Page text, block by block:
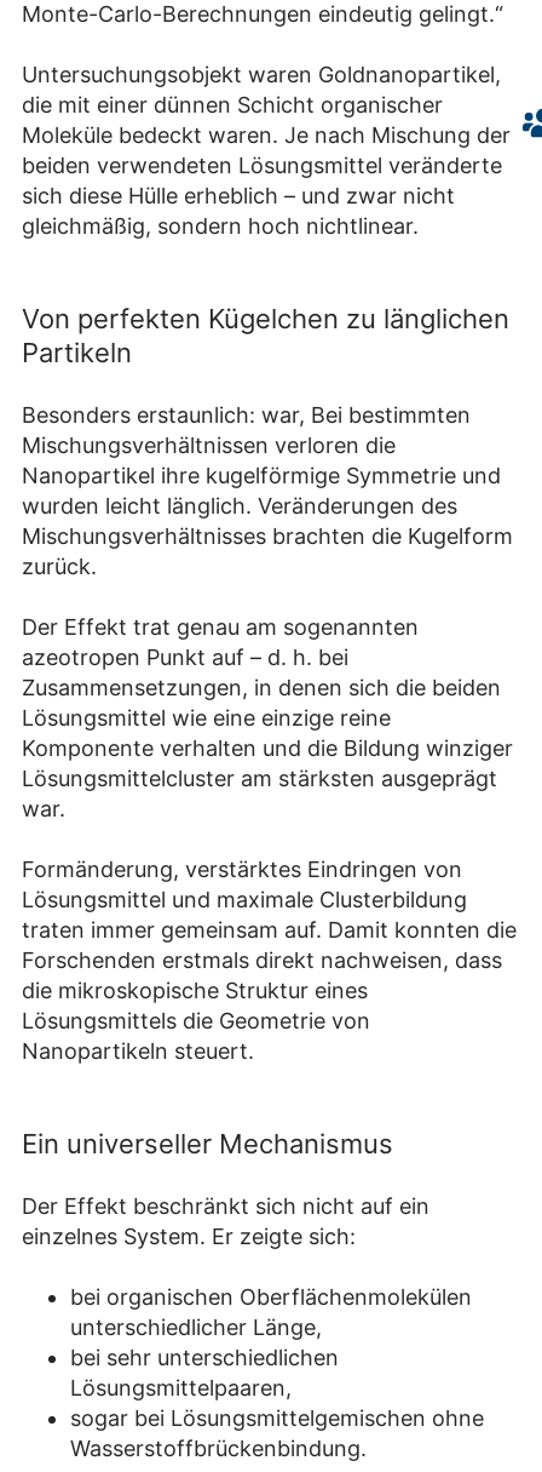
Monte-Carlo-Berechnungen eindeutig gelingt.“
Untersuchungsobjekt waren Goldnanopartikel,
die mit einer dünnen Schicht organischer
Moleküle bedeckt waren. Je nach Mischung der
beiden verwendeten Lösungsmittel veränderte
sich diese Hülle erheblich – und zwar nicht
gleichmäßig, sondern hoch nichtlinear.
Von perfekten Kügelchen zu länglichen
Partikeln
Besonders erstaunlich: war, Bei bestimmten
Mischungsverhältnissen verloren die
Nanopartikel ihre kugelförmige Symmetrie und
wurden leicht länglich. Veränderungen des
Mischungsverhältnisses brachten die Kugelform
zurück.
Der Effekt trat genau am sogenannten
azeotropen Punkt auf – d. h. bei
Zusammensetzungen, in denen sich die beiden
Lösungsmittel wie eine einzige reine
Komponente verhalten und die Bildung winziger
Lösungsmittelcluster am stärksten ausgeprägt
war.
Formänderung, verstärktes Eindringen von
Lösungsmittel und maximale Clusterbildung
traten immer gemeinsam auf. Damit konnten die
Forschenden erstmals direkt nachweisen, dass
die mikroskopische Struktur eines
Lösungsmittels die Geometrie von
Nanopartikeln steuert.
Ein universeller Mechanismus
Der Effekt beschränkt sich nicht auf ein
einzelnes System. Er zeigte sich:
bei organischen Oberflächenmolekülen
unterschiedlicher Länge,
bei sehr unterschiedlichen
Lösungsmittelpaaren,
sogar bei Lösungsmittelgemischen ohne
Wasserstoffbrückenbindung.